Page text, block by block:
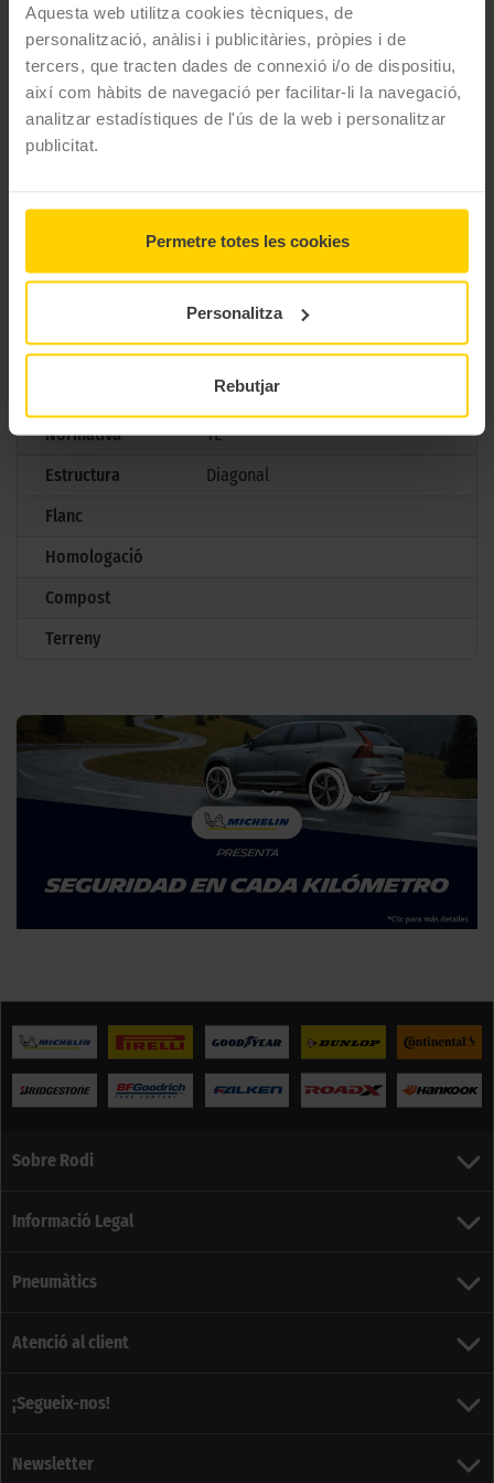
Aquesta web utilitza cookies tècniques, de
personalització, anàlisi i publicitàries, pròpies i de
tercers, que tracten dades de connexió i/o de dispositiu,
així com hàbits de navegació per facilitar-li la navegació,
analitzar estadístiques de l'ús de la web i personalitzar
publicitat.
Permetre totes les cookies
Personalitza
Rebutjar
carreteres mullades. Amb els Michelin CITY GRIP 2, la ciutat és
teva per explorar amb confiança i estil.
CARACTERÍSTIQUES TÈCNIQUES
Marca
Aplicació
Darrera
Scooter
Tipus
Urbano
Normativa
TL
Estructura
Diagonal
Flanc
Homologació
Compost
Terreny
Sobre Rodi
Informació Legal
Pneumàtics
Atenció al client
¡Segueix-nos!
Newsletter